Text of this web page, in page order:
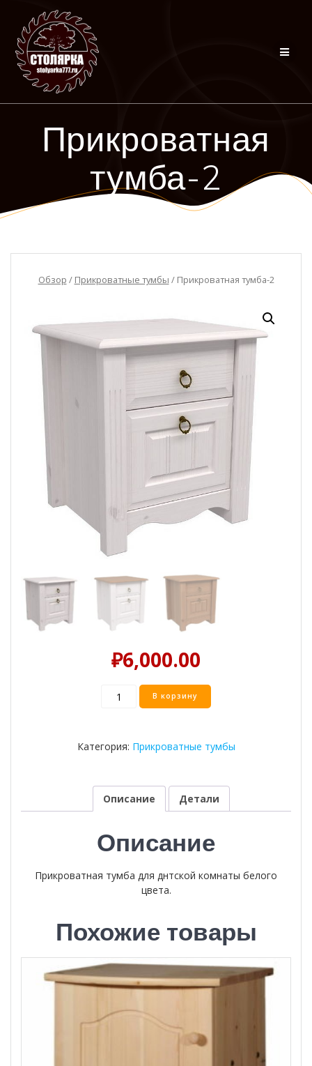
Прикроватная
тумба-2
Обзор / Прикроватные тумбы / Прикроватная тумба-2
₽6,000.00
Количество
товара
В корзину
Категория: Прикроватные тумбы
Описание Детали
Описание
Прикроватная тумба для днтской комнаты белого
цвета.
Похожие товары